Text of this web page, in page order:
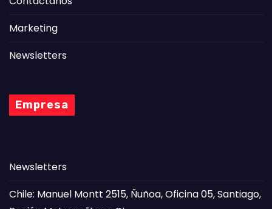
Marketing
Newsletters
Empresa
Newsletters
Chile: Manuel Montt 2515, Ñuñoa, Oficina 05, Santiago,